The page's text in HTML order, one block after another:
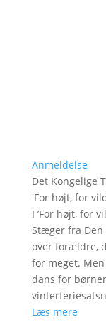
Anmeldelse
Det Kongelige
'For højt, for
I ’For højt, for
Stæger fra Den
over forældre,
for meget.
dans for
Læs mere